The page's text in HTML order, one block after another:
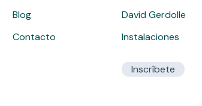
Blog
Contacto
David Gerdolle
Instalaciones
Inscríbete